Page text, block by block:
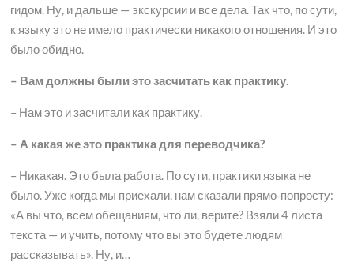
гидом. Ну, и дальше — экскурсии и все дела. Так что, по сути,
к языку это не имело практически никакого отношения. И это
было обидно.
– Вам должны были это засчитать как практику.
– Нам это и засчитали как практику.
– А какая же это практика для переводчика?
– Никакая. Это была работа. По сути, практики языка не
было. Уже когда мы приехали, нам сказали прямо-попросту:
«А вы что, всем обещаниям, что ли, верите? Взяли 4 листа
текста — и учить, потому что вы это будете людям
рассказывать». Ну, и…